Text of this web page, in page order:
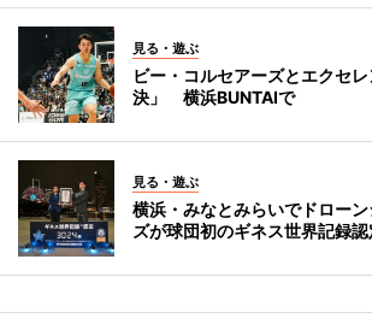
見る・遊ぶ
ビー・コルセアーズとエクセ
決」 横浜BUNTAIで
見る・遊ぶ
横浜・みなとみらいでドロー
ズが球団初のギネス世界記録認